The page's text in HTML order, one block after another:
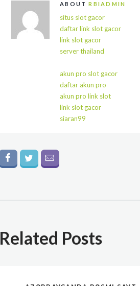
ABOUTRBIADMIN
situs slot gacor
daftar link slot gacor
link slot gacor
server thailand
akun pro slot gacor
daftar akun pro
akun pro link slot
link slot gacor
siaran99
Related Posts